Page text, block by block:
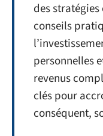
des
conseils
personnelles
revenus
clés pour
conséquent,